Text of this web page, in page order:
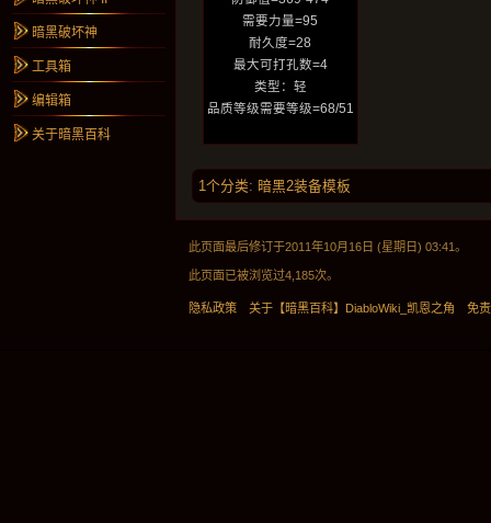
需要力量=95
耐久度=28
最大可打孔数=4
类型：轻
品质等级需要等级=68/51
1个分类: 暗黑2装备模板
暗黑破坏神
工具箱
编辑箱
关于暗黑百科
此页面最后修订于2011年10月16日 (星期日) 03:41。
此页面已被浏览过4,185次。
隐私政策 关于【暗黑百科】DiabloWiki_凯恩之角 免